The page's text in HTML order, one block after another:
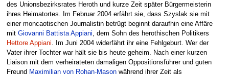
des Unionsbezirksrates Heroth und kurze Zeit später Bürgermeisterin
ihres Heimatortes. Im Februar 2004 erfährt sie, dass Szyslak sie mit
einer moncaotischen Journalistin betrügt beginnt daraufhin eine Affäre
mit Giovanni Battista Appiani, dem Sohn des herothischen Politikers
Hettore Appiani. Im Juni 2004 widerfährt ihr eine Fehlgeburt. Wer der
Vater ihrer Tochter war hält sie bis heute geheim. Nach einer kurzen
Liaison mit dem verheirateten damaligen Oppositionsführer und guten
Freund Maximilian von Rohan-Masonwährend ihrer Zeit als